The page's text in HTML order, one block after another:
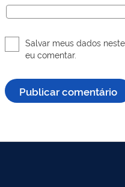
Salvar meus dados
eu comentar.